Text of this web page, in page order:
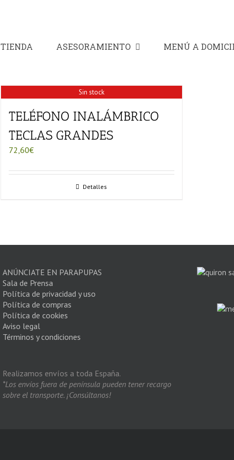
TIENDA ASESORAMIENTO MENÚ A
Sin stock
TELÉFONO INALÁMBRICO
TECLAS GRANDES
72,60€
Detalles
ANÚNCIATE EN PARAPUPAS
Sala de Prensa
Política de privacidad y uso
Política de compras
Política de cookies
Aviso legal
Términos y condiciones
Realizamos envíos a toda España.
*Los envíos fuera de península pueden tener recargo
sobre el transporte. ¡Consúltanos!